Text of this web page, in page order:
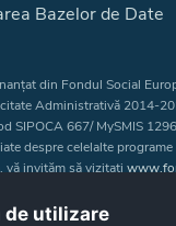
Bazelor de Date
din Fondul Social
Administrativă 2014-
SIPOCA 667/ MySMIS
despre celelalte
vă invităm să vizitați
Întreaga
de utilizare